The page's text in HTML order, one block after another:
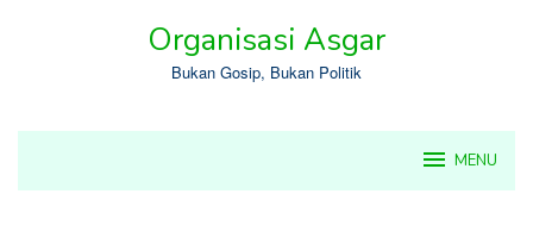
Organisasi Asgar
Bukan Gosip, Bukan Politik
MENU